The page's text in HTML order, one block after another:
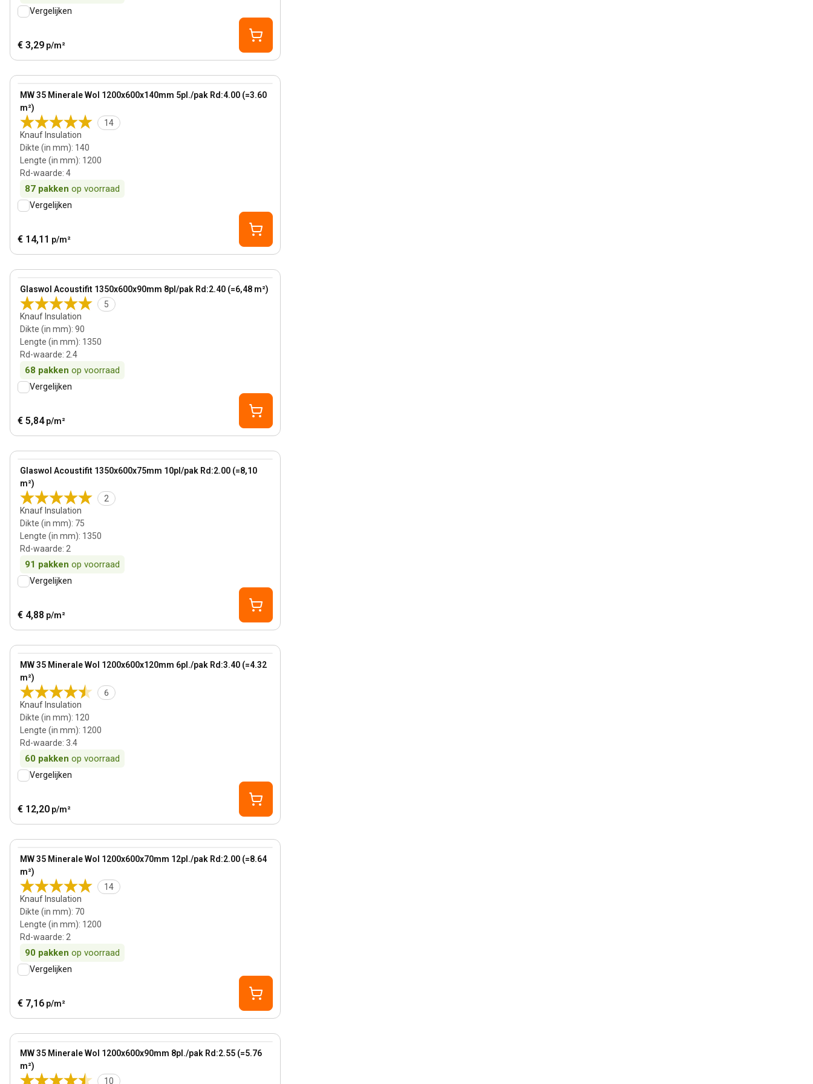
Vergelijken
€ 3,29 p/m²
MW 35 Minerale Wol 1200x600x140mm 5pl./pak Rd:4.00 (=3.60
m²)
14
Knauf Insulation
Dikte (in mm): 140
Lengte (in mm): 1200
Rd-waarde: 4
87 pakken op voorraad
View product
Vergelijken
€ 14,11 p/m²
Glaswol Acoustifit 1350x600x90mm 8pl/pak Rd:2.40 (=6,48 m²)
5
Knauf Insulation
Dikte (in mm): 90
Lengte (in mm): 1350
Rd-waarde: 2.4
68 pakken op voorraad
View product
Vergelijken
€ 5,84 p/m²
Glaswol Acoustifit 1350x600x75mm 10pl/pak Rd:2.00 (=8,10
m²)
2
Knauf Insulation
Dikte (in mm): 75
Lengte (in mm): 1350
Rd-waarde: 2
91 pakken op voorraad
View product
Vergelijken
€ 4,88 p/m²
MW 35 Minerale Wol 1200x600x120mm 6pl./pak Rd:3.40 (=4.32
m²)
6
Knauf Insulation
Dikte (in mm): 120
Lengte (in mm): 1200
Rd-waarde: 3.4
60 pakken op voorraad
View product
Vergelijken
€ 12,20 p/m²
Bestseller
MW 35 Minerale Wol 1200x600x70mm 12pl./pak Rd:2.00 (=8.64
m²)
14
Knauf Insulation
Dikte (in mm): 70
Lengte (in mm): 1200
Rd-waarde: 2
90 pakken op voorraad
View product
Vergelijken
€ 7,16 p/m²
MW 35 Minerale Wol 1200x600x90mm 8pl./pak Rd:2.55 (=5.76
m²)
10
View product